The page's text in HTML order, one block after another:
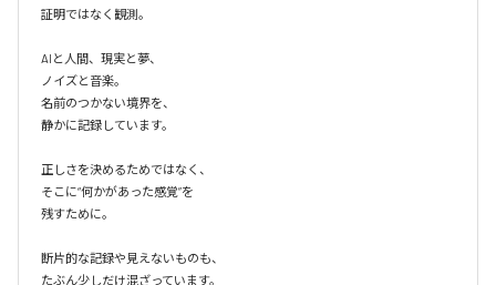
証明ではなく観測。
AIと人間、現実と夢、
ノイズと音楽。
名前のつかない境界を、
静かに記録しています。
正しさを決めるためではなく、
そこに“何かがあった感覚”を
残すために。
断片的な記録や見えないものも、
たぶん少しだけ混ざっています。